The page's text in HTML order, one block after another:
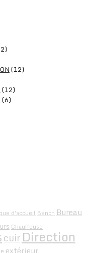
(12)
(12)
(6)
d'accueil Bench Bureau
Chauffeuse
cuirDirection
extérieur